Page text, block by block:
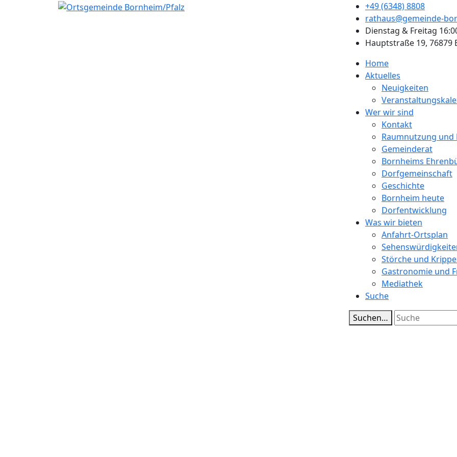
+49 (6348) 8808
rathaus@gemeinde-
Dienstag & Freitag
Hauptstraße 19, 76879
Home
Aktuelles
Neuigkeiten
Wer wir sind
Kontakt
Raumnutzung
Gemeinderat
Bornheims
Dorfgemeinschaft
Geschichte
Bornheim heute
Dorfentwicklung
Was wir bieten
Anfahrt-Ortsplan
Störche und
Gastronomie und
Mediathek
Suche
Suchen…